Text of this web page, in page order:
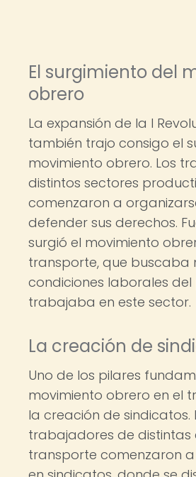
El surgimiento del
obrero
La expansión de la I
también trajo consigo el
movimiento obrero. Los
distintos sectores
comenzaron a
defender sus derechos.
surgió el movimiento
transporte, que buscaba
condiciones laborales
trabajaba en este sector.
La creación de
Uno de los pilares
movimiento obrero en el
la creación de sindicatos.
trabajadores de distintas
transporte comenzaron